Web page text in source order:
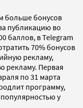
больше бонусов
публикацию во
баллов, в Telegram
70% бонусов
рекламу,
рекламу. Первая
по 31 марта
программу,
у